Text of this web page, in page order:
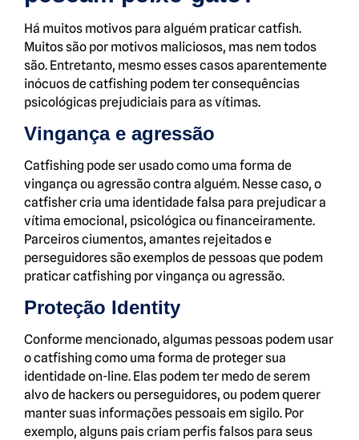
Há muitos motivos para alguém praticar catfish.
Muitos são por motivos maliciosos, mas nem todos
são. Entretanto, mesmo esses casos aparentemente
inócuos de catfishing podem ter consequências
psicológicas prejudiciais para as vítimas.
Vingança e agressão
Catfishing pode ser usado como uma forma de
vingança ou agressão contra alguém. Nesse caso, o
catfisher cria uma identidade falsa para prejudicar a
vítima emocional, psicológica ou financeiramente.
Parceiros ciumentos, amantes rejeitados e
perseguidores são exemplos de pessoas que podem
praticar catfishing por vingança ou agressão.
Proteção Identity
Conforme mencionado, algumas pessoas podem usar
o catfishing como uma forma de proteger sua
identidade on-line. Elas podem ter medo de serem
alvo de hackers ou perseguidores, ou podem querer
manter suas informações pessoais em sigilo. Por
exemplo, alguns pais criam perfis falsos para seus